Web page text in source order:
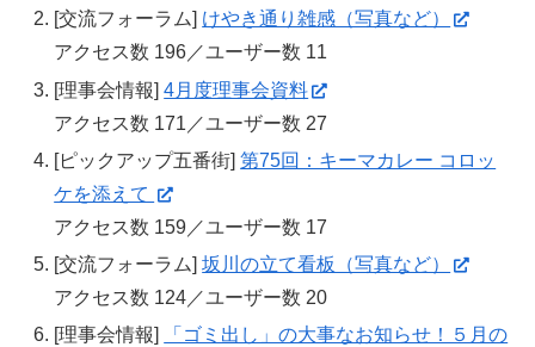
[交流フォーラム] けやき通り雑感（写真など）
アクセス数 196／ユーザー数 11
[理事会情報]4月度理事会資料
アクセス数 171／ユーザー数 27
[ピックアップ五番街]第75回：キーマカレー コロッ
ケを添えて
アクセス数 159／ユーザー数 17
[交流フォーラム]坂川の立て看板（写真など）
アクセス数 124／ユーザー数 20
[理事会情報]
「ゴミ出し」の大事なお知らせ！５月の